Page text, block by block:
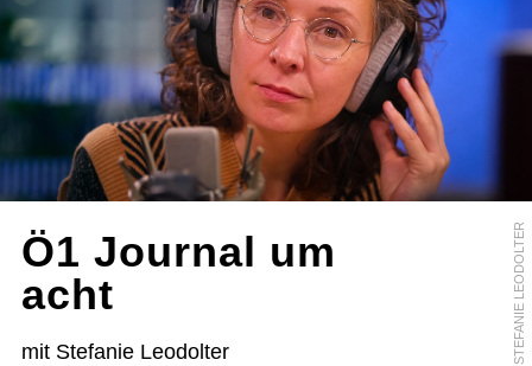
STEFANIE LEODOLTER
Ö1 Journal um
acht
mit Stefanie Leodolter